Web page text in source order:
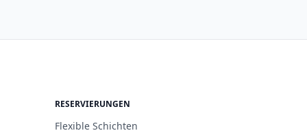
RESERVIERUNGEN
Flexible Schichten